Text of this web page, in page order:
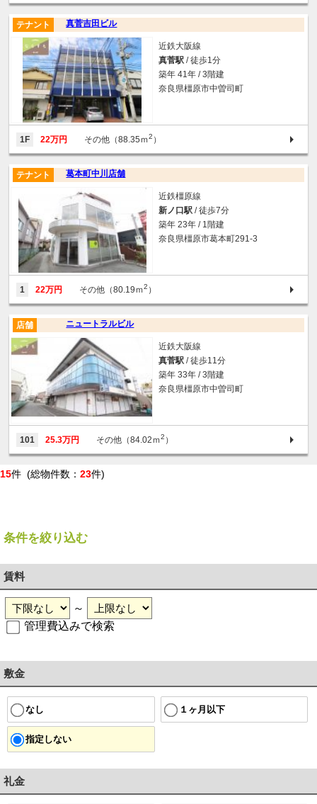
真菅吉田ビル
テナント
近鉄大阪線
真菅駅 / 徒歩1分
築年 41年 / 3階建
奈良県橿原市中曽司町
1F 22万円 その他（88.35ｍ2 ）
葛本町中川店舗
テナント
近鉄橿原線
新ノ口駅 / 徒歩7分
築年 23年 / 1階建
奈良県橿原市葛本町291-3
1 22万円 その他（80.19ｍ2 ）
ニュートラルビル
店舗
近鉄大阪線
真菅駅 / 徒歩11分
築年 33年 / 3階建
奈良県橿原市中曽司町
101 25.3万円 その他（84.02ｍ2 ）
15件 (総物件数： 23件)
条件を絞り込む
賃料
～
管理費込みで検索
敷金
なし １ヶ月以下
指定しない
礼金